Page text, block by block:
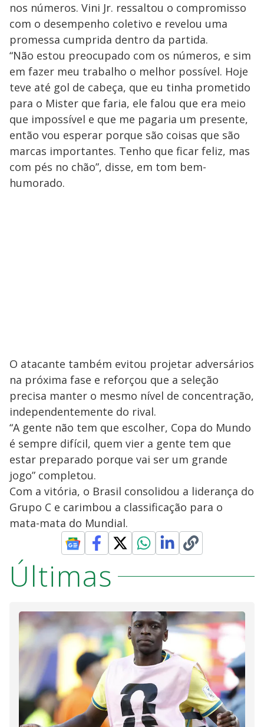
nos números. Vini Jr. ressaltou o compromisso
com o desempenho coletivo e revelou uma
promessa cumprida dentro da partida.
“Não estou preocupado com os números, e sim
em fazer meu trabalho o melhor possível. Hoje
teve até gol de cabeça, que eu tinha prometido
para o Mister que faria, ele falou que era meio
que impossível e que me pagaria um presente,
então vou esperar porque são coisas que são
marcas importantes. Tenho que ficar feliz, mas
com pés no chão”, disse, em tom bem-
humorado.
O atacante também evitou projetar adversários
na próxima fase e reforçou que a seleção
precisa manter o mesmo nível de concentração,
independentemente do rival.
“A gente não tem que escolher, Copa do Mundo
é sempre difícil, quem vier a gente tem que
estar preparado porque vai ser um grande
jogo” completou.
Com a vitória, o Brasil consolidou a liderança do
Grupo C e carimbou a classificação para o
mata-mata do Mundial.
Últimas